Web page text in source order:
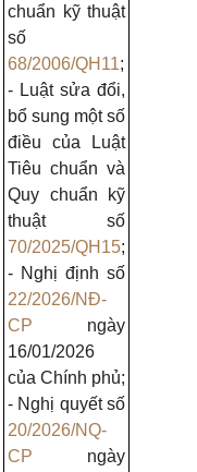
chuẩn kỹ thuật
số
68/2006/QH11;
- Luật sửa đổi,
bổ sung một số
điều của Luật
Tiêu chuẩn và
Quy chuẩn kỹ
thuật số
70/2025/QH15;
- Nghị định số
22/2026/NĐ-
CP ngày
16/01/2026
của Chính phủ;
- Nghị quyết số
20/2026/NQ-
CP ngày